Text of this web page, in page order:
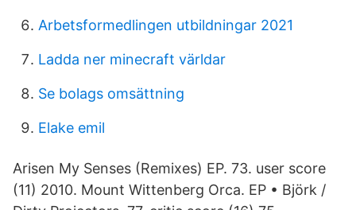
Arbetsformedlingen utbildningar 2021
Ladda ner minecraft världar
Se bolags omsättning
Elake emil
Arisen My Senses (Remixes) EP. 73. user score
(11) 2010. Mount Wittenberg Orca. EP • Björk /